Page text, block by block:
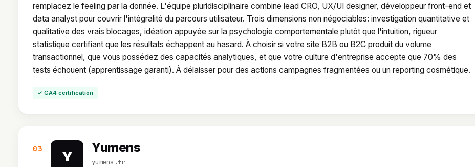
remplacez le feeling par la donnée. L'équipe pluridisciplinaire combine lead CRO, UX/UI designer, développeur front-end et
data analyst pour couvrir l'intégralité du parcours utilisateur. Trois dimensions non négociables: investigation quantitative et
qualitative des vrais blocages, idéation appuyée sur la psychologie comportementale plutôt que l'intuition, rigueur
statistique certifiant que les résultats échappent au hasard. À choisir si votre site B2B ou B2C produit du volume
transactionnel, que vous possédez des capacités analytiques, et que votre culture d'entreprise accepte que 70% des
tests échouent (apprentissage garanti). À délaisser pour des actions campagnes fragmentées ou un reporting cosmétique.
✓ GA4 certification
03
Y
Yumens
yumens.fr